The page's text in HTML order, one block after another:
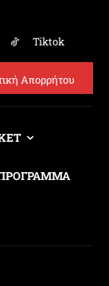
Tiktok
Απορρήτου